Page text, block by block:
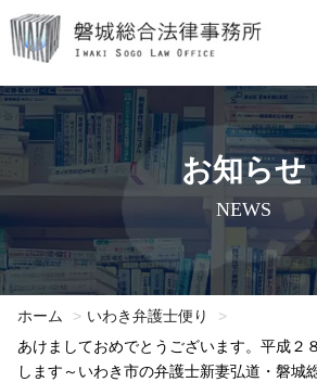
ン
ン
ツ
プ
お知らせ
NEWS
ホーム
いわき弁護士便り
あけましておめでとうございます。平成２
します～いわき市の弁護士新妻弘道・磐城